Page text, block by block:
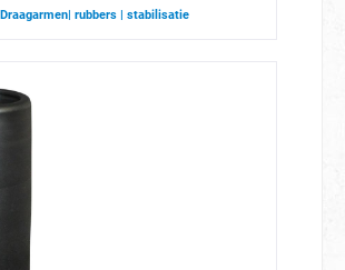
rubbers | stabilisatie